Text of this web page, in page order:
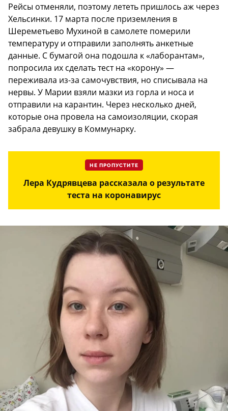
Рейсы отменяли, поэтому лететь пришлось аж через
Хельсинки. 17 марта после приземления в
Шереметьево Мухиной в самолете померили
температуру и отправили заполнять анкетные
данные. С бумагой она подошла к «лаборантам»,
попросила их сделать тест на «корону» —
переживала из-за самочувствия, но списывала на
нервы. У Марии взяли мазки из горла и носа и
отправили на карантин. Через несколько дней,
которые она провела на самоизоляции, скорая
забрала девушку в Коммунарку.
НЕ ПРОПУСТИТЕ
Лера Кудрявцева рассказала о результате
теста на коронавирус